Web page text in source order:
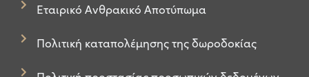
Εταιρικό Ανθρακικό Αποτύπωμα
Πολιτική καταπολέμησης της δωροδοκίας